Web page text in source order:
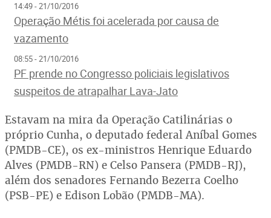
14:49 - 21/10/2016
Operação Métis foi acelerada por causa de
vazamento
08:55 - 21/10/2016
PF prende no Congresso policiais legislativos
suspeitos de atrapalhar Lava-Jato
Estavam na mira da Operação Catilinárias o
próprio Cunha, o deputado federal Aníbal Gomes
(PMDB-CE), os ex-ministros Henrique Eduardo
Alves (PMDB-RN) e Celso Pansera (PMDB-RJ),
além dos senadores Fernando Bezerra Coelho
(PSB-PE) e Edison Lobão (PMDB-MA).